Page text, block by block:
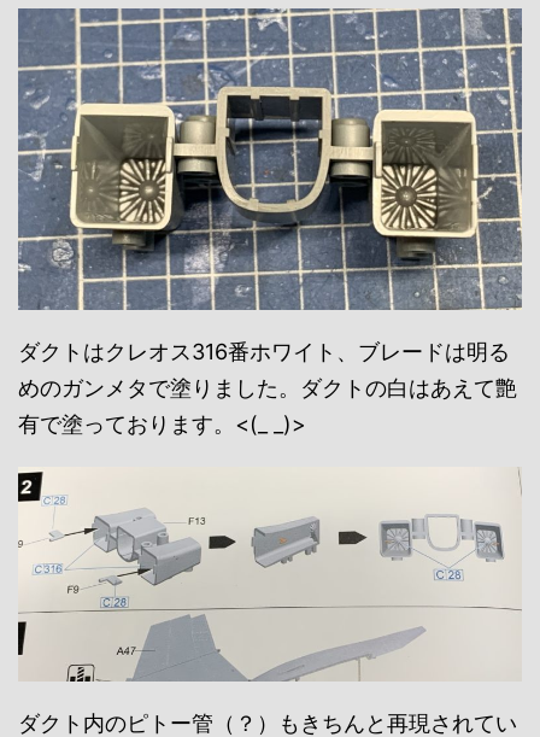
ダクトはクレオス316番ホワイト、ブレードは明る
めのガンメタで塗りました。ダクトの白はあえて艶
有で塗っております。<(_ _)>
ダクト内のピトー管（？）もきちんと再現されてい